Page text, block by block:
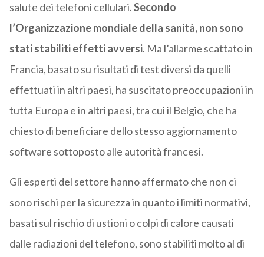
salute dei telefoni cellulari.Secondo
l’Organizzazione mondiale della sanità, non sono
stati stabiliti effetti avversi. Ma l’allarme scattato in
Francia, basato su risultati di test diversi da quelli
effettuati in altri paesi, ha suscitato preoccupazioni in
tutta Europa e in altri paesi, tra cui il Belgio, che ha
chiesto di beneficiare dello stesso aggiornamento
software sottoposto alle autorità francesi.
Gli esperti del settore hanno affermato che non ci
sono rischi per la sicurezza in quanto i limiti normativi,
basati sul rischio di ustioni o colpi di calore causati
dalle radiazioni del telefono, sono stabiliti molto al di